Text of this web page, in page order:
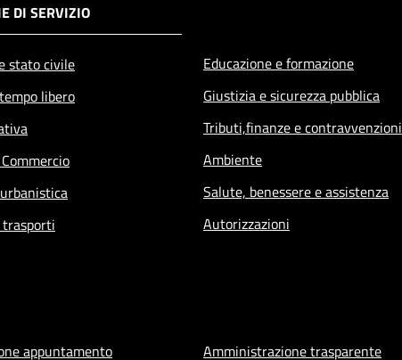
DI SERVIZIO
stato civile
libero
Educazione e formazione
Giustizia e sicurezza pubblica
Tributi,finanze e contravvenzioni
Ambiente
Salute, benessere e assistenza
Autorizzazioni
appuntamento Amministrazione trasparente